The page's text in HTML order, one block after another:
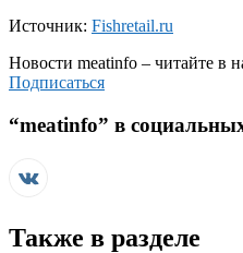
Источник: Fishretail.ru
Новости meatinfo – читайте в
Подписаться
“meatinfo” в
Также в разделе